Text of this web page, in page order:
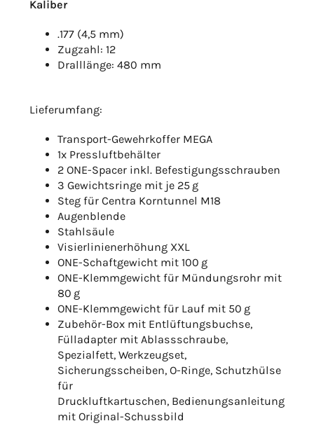
Kaliber
.177 (4,5 mm)
Zugzahl: 12
Dralllänge: 480 mm
Lieferumfang:
Transport-Gewehrkoffer MEGA
1x Pressluftbehälter
2 ONE-Spacer inkl. Befestigungsschrauben
3 Gewichtsringe mit je 25 g
Steg für Centra Korntunnel M18
Augenblende
Stahlsäule
Visierlinienerhöhung XXL
ONE-Schaftgewicht mit 100 g
ONE-Klemmgewicht für Mündungsrohr mit
80 g
ONE-Klemmgewicht für Lauf mit 50 g
Zubehör-Box mit Entlüftungsbuchse,
Fülladapter mit Ablassschraube,
Spezialfett, Werkzeugset,
Sicherungsscheiben, O-Ringe, Schutzhülse
für
Druckluftkartuschen, Bedienungsanleitung
mit Original-Schussbild